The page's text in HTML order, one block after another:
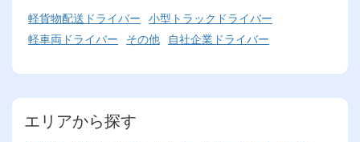
軽貨物配送ドライバー 小型トラックドライバー
軽車両ドライバー
その他 自社企業ドライバー
エリアから探す